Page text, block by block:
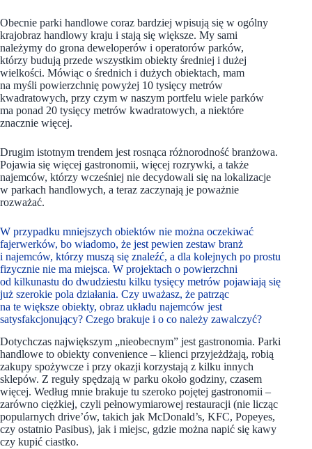
Obecnie parki handlowe coraz bardziej wpisują się w ogólny
krajobraz handlowy kraju i stają się większe. My sami
należymy do grona deweloperów i operatorów parków,
którzy budują przede wszystkim obiekty średniej i dużej
wielkości. Mówiąc o średnich i dużych obiektach, mam
na myśli powierzchnię powyżej 10 tysięcy metrów
kwadratowych, przy czym w naszym portfelu wiele parków
ma ponad 20 tysięcy metrów kwadratowych, a niektóre
znacznie więcej.
Drugim istotnym trendem jest rosnąca różnorodność branżowa.
Pojawia się więcej gastronomii, więcej rozrywki, a także
najemców, którzy wcześniej nie decydowali się na lokalizacje
w parkach handlowych, a teraz zaczynają je poważnie
rozważać.
W przypadku mniejszych obiektów nie można oczekiwać
fajerwerków, bo wiadomo, że jest pewien zestaw branż
i najemców, którzy muszą się znaleźć, a dla kolejnych po prostu
fizycznie nie ma miejsca. W projektach o powierzchni
od kilkunastu do dwudziestu kilku tysięcy metrów pojawiają się
już szerokie pola działania. Czy uważasz, że patrząc
na te większe obiekty, obraz układu najemców jest
satysfakcjonujący? Czego brakuje i o co należy zawalczyć?
Dotychczas największym „nieobecnym” jest gastronomia. Parki
handlowe to obiekty convenience – klienci przyjeżdżają, robią
zakupy spożywcze i przy okazji korzystają z kilku innych
sklepów. Z reguły spędzają w parku około godziny, czasem
więcej. Według mnie brakuje tu szeroko pojętej gastronomii –
zarówno ciężkiej, czyli pełnowymiarowej restauracji (nie licząc
popularnych drive’ów, takich jak McDonald’s, KFC, Popeyes,
czy ostatnio Pasibus), jak i miejsc, gdzie można napić się kawy
czy kupić ciastko.